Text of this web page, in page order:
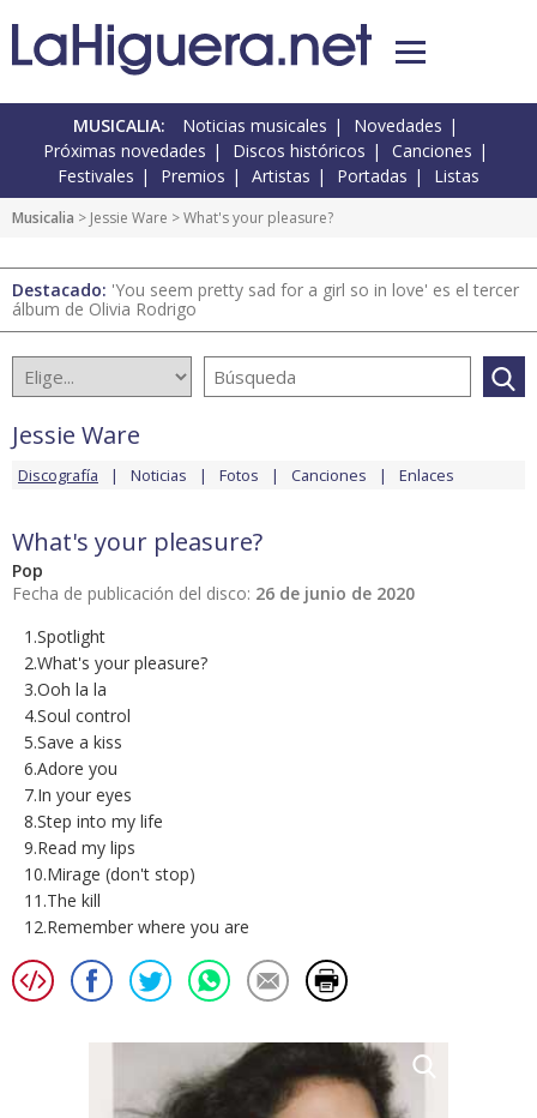
MUSICALIA: Noticias musicales
Novedades
Próximas novedades
Discos históricos
Canciones
Festivales
Premios Artistas Portadas Listas
Musicalia > Jessie Ware > What's your pleasure?
Destacado: 'You seem pretty sad for a girl so in love' es el tercer
álbum de Olivia Rodrigo
Jessie Ware
Discografía Noticias Fotos Canciones Enlaces
What's your pleasure?
Pop
Fecha de publicación del disco: 26 de junio de 2020
1.Spotlight
2.What's your pleasure?
3.Ooh la la
4.Soul control
5.Save a kiss
6.Adore you
7.In your eyes
8.Step into my life
9.Read my lips
10.Mirage (don't stop)
11.The kill
12.Remember where you are